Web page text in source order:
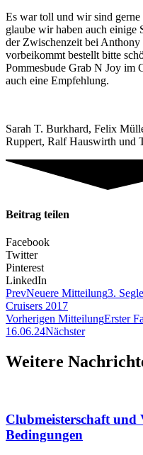
Es war toll und wir sind gerne
glaube wir haben auch einige
der Zwischenzeit bei
vorbeikommt bestellt bitte
Pommesbude Grab N Joy im
auch eine Empfehlung.
Sarah T. Burkhard, Felix
Ruppert, Ralf Hauswirth und
Beitrag teilen
Facebook
Twitter
Pinterest
LinkedIn
PrevNeuere Mitteilung3.
Cruisers 2017
Vorherigen MitteilungErster
16.06.24Nächster
Weitere
Clubmeisterschaft und
Bedingungen